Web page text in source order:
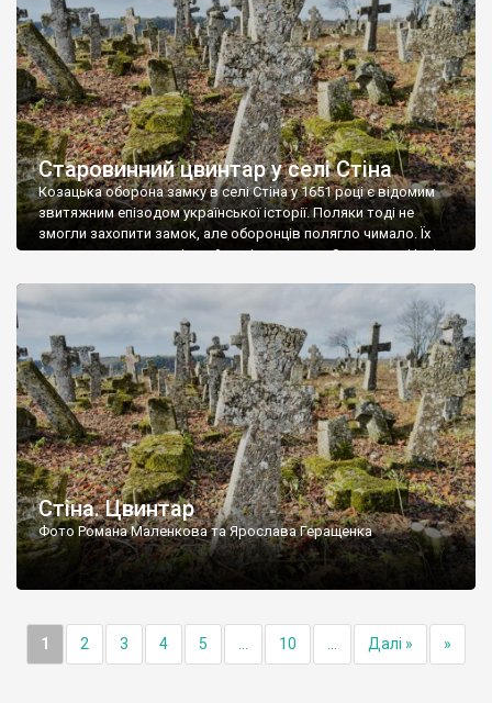
Старовинний цвинтар у селі Стіна
Козацька оборона замку в селі Стіна у 1651 році є відомим
звитяжним епізодом української історії. Поляки тоді не
змогли захопити замок, але оборонців полягло чимало. Їх
поховали на цвинтарі, який тоді називався Замковим. Нині на
ньому чимало хрестів 19 століття, є такі, де епітафії стер […]
Стіна. Цвинтар
Фото Романа Маленкова та Ярослава Геращенка
1 2 3 4 5 10 Далі » »